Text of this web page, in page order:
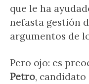
que le ha
nefasta gestión
argumentos de
Pero ojo: es
Petro,